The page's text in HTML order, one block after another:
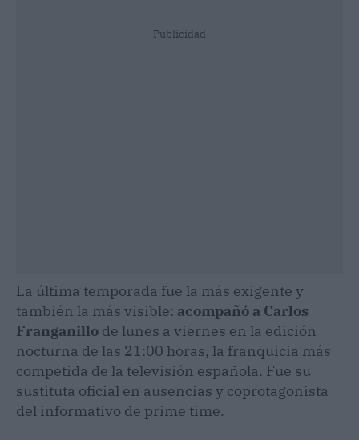
Publicidad
La última temporada fue la más exigente y
también la más visible: acompañó a Carlos
Franganillo de lunes a viernes en la edición
nocturna de las 21:00 horas, la franquicia más
competida de la televisión española. Fue su
sustituta oficial en ausencias y coprotagonista
del informativo de prime time.